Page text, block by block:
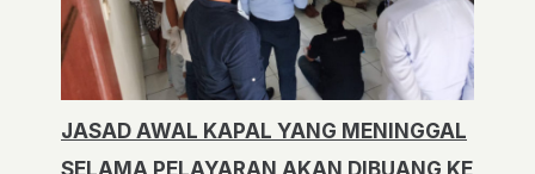
JASAD AWAL KAPAL YANG MENINGGAL
SELAMA PELAYARAN AKAN DIBUANG KE